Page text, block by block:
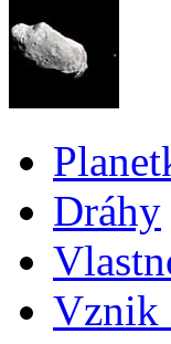
Dráhy
Vznik